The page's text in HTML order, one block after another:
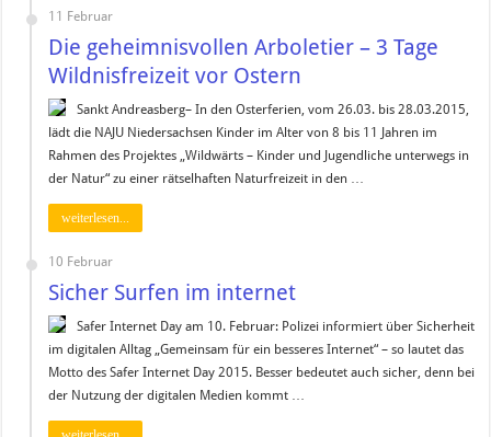
11 Februar
Die geheimnisvollen Arboletier – 3 Tage
Wildnisfreizeit vor Ostern
Sankt Andreasberg– In den Osterferien, vom 26.03. bis 28.03.2015,
lädt die NAJU Niedersachsen Kinder im Alter von 8 bis 11 Jahren im
Rahmen des Projektes „Wildwärts – Kinder und Jugendliche unterwegs in
der Natur“ zu einer rätselhaften Naturfreizeit in den …
weiterlesen...
10 Februar
Sicher Surfen im internet
Safer Internet Day am 10. Februar: Polizei informiert über Sicherheit
im digitalen Alltag „Gemeinsam für ein besseres Internet“ – so lautet das
Motto des Safer Internet Day 2015. Besser bedeutet auch sicher, denn bei
der Nutzung der digitalen Medien kommt …